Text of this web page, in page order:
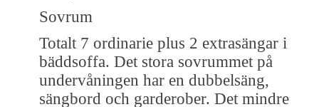
Sovrum
Totalt 7 ordinarie plus 2 extrasängar i
bäddsoffa. Det stora sovrummet på
undervåningen har en dubbelsäng,
sängbord och garderober. Det mindre